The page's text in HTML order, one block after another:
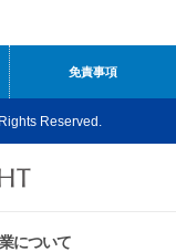
免責事項
Reserved.
について